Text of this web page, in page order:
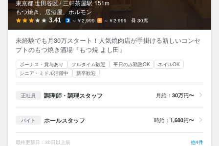
東京都 世田谷区 / 三軒茶屋駅 151m
もつ焼き、居酒屋、ホルモン
3.41 ～￥2,999 ～￥2,999 30席
未経験でも月30万スタート！人気焼肉店が手掛ける新しいコンセ
プトのもつ焼き酒場『もつ焼 よし田』
ボーナス・賞与あり フルタイム歓迎 平日のみ勤務OK
ネイルOK
シニア・ミドル活躍中
新卒歓迎
正社員 調理師・調理スタッフ 月給： 30万円〜
バイト ホールスタッフ 時給： 1,680円〜
最終更新日：30日以上前 他4件